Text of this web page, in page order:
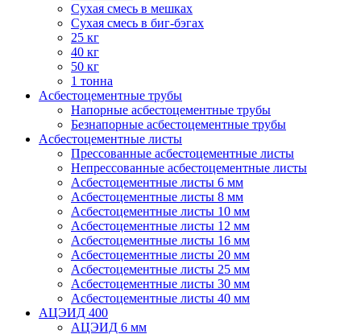
Сухая смесь в мешках
Сухая смесь в биг-бэгах
25 кг
40 кг
50 кг
1 тонна
Асбестоцементные трубы
Напорные асбестоцементные трубы
Безнапорные асбестоцементные трубы
Асбестоцементные листы
Прессованные асбестоцементные листы
Непрессованные асбестоцементные листы
Асбестоцементные листы 6 мм
Асбестоцементные листы 8 мм
Асбестоцементные листы 10 мм
Асбестоцементные листы 12 мм
Асбестоцементные листы 16 мм
Асбестоцементные листы 20 мм
Асбестоцементные листы 25 мм
Асбестоцементные листы 30 мм
Асбестоцементные листы 40 мм
АЦЭИД 400
АЦЭИД 6 мм